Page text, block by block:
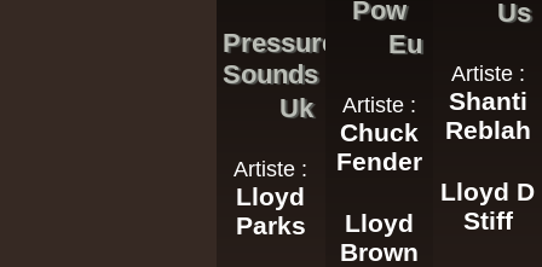
Pressure
Sounds
Uk
Artiste :
Lloyd
Parks
Pow
Eu
Artiste :
Chuck
Fender
Lloyd
Brown
Us
Artiste :
Shanti
Reblah
Lloyd D
Stiff